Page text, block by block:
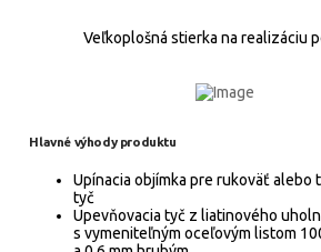
Veľkoplošná stierka na realizáciu
Hlavné výhody produktu
Upínacia objímka pre rukoväť alebo
tyč
Upevňovacia tyč z liatinového
s vymeniteľným oceľovým listom